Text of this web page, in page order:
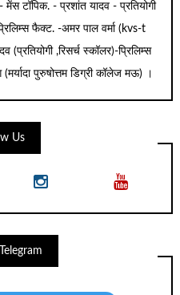
मेंस टॉपिक. - प्रशांत यादव - प्रतियोगी
फैक्ट. -अमर पाल वर्मा (kvs-t
,रिसर्च स्कॉलर)-प्रिलिम्स
पुरुषोत्तम डिग्री कॉलेज मऊ) ।
Us